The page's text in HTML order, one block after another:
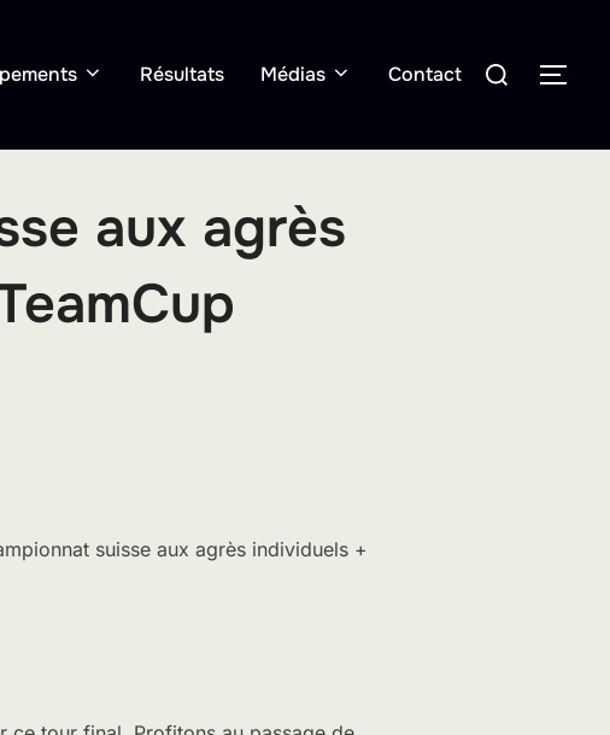
Résultats Médias Contact
Rechercher :
aux agrès
suisse aux agrès individuels +